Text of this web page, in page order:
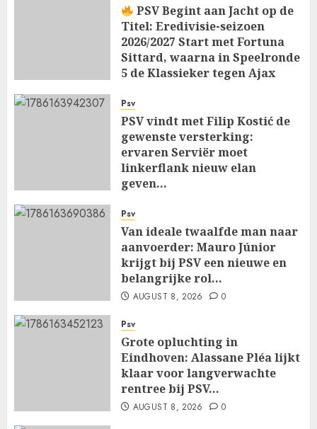
PSV Begint aan Jacht op de
Titel: Eredivisie-seizoen
2026/2027 Start met Fortuna
Sittard, waarna in Speelronde
5 de Klassieker tegen Ajax
AUGUST 8, 2026
Psv
PSV vindt met Filip Kostić de
gewenste versterking:
ervaren Serviër moet
linkerflank nieuw elan
geven…
Psv
Van ideale twaalfde man naar
aanvoerder: Mauro Júnior
krijgt bij PSV een nieuwe en
belangrijke rol…
AUGUST 8, 2026 0
Psv
Grote opluchting in
Eindhoven: Alassane Pléa lijkt
klaar voor langverwachte
rentree bij PSV…
AUGUST 8, 2026 0